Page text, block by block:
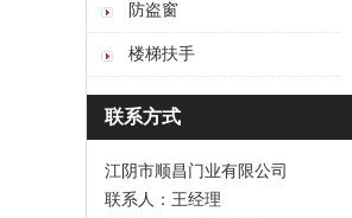
防盗窗
楼梯扶手
联系方式
江阴市顺昌门业有限公司
联系人：王经理